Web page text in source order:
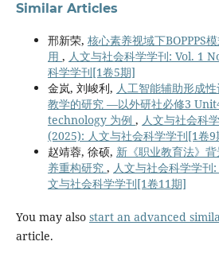
Similar Articles
邢新荣, 核心素养视域下BOPPPS
用 , 人文与社会科学学刊: Vol. 1
科学学刊[1卷5期]
金岚, 刘峻利, 人工智能辅助形成
教学的研究 —以外研社必修3
technology 为例 , 人文与社会科
(2025): 人文与社会科学学刊[1卷9
赵靖蓉, 徐硕, 新《职业教育法》
养重构研究 , 人文与社会科学学
文与社会科学学刊[1卷11期]
You may also start an advanced
article.